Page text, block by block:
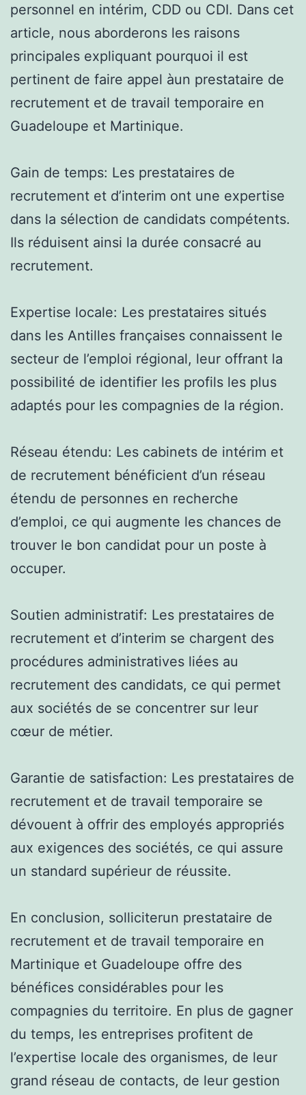
personnel en intérim, CDD ou CDI. Dans cet
article, nous aborderons les raisons
principales expliquant pourquoi il est
pertinent de faire appel àun prestataire de
recrutement et de travail temporaire en
Guadeloupe et Martinique.
Gain de temps: Les prestataires de
recrutement et d’interim ont une expertise
dans la sélection de candidats compétents.
Ils réduisent ainsi la durée consacré au
recrutement.
Expertise locale: Les prestataires situés
dans les Antilles françaises connaissent le
secteur de l’emploi régional, leur offrant la
possibilité de identifier les profils les plus
adaptés pour les compagnies de la région.
Réseau étendu: Les cabinets de intérim et
de recrutement bénéficient d’un réseau
étendu de personnes en recherche
d’emploi, ce qui augmente les chances de
trouver le bon candidat pour un poste à
occuper.
Soutien administratif: Les prestataires de
recrutement et d’interim se chargent des
procédures administratives liées au
recrutement des candidats, ce qui permet
aux sociétés de se concentrer sur leur
cœur de métier.
Garantie de satisfaction: Les prestataires de
recrutement et de travail temporaire se
dévouent à offrir des employés appropriés
aux exigences des sociétés, ce qui assure
un standard supérieur de réussite.
En conclusion, solliciterun prestataire de
recrutement et de travail temporaire en
Martinique et Guadeloupe offre des
bénéfices considérables pour les
compagnies du territoire. En plus de gagner
du temps, les entreprises profitent de
l’expertise locale des organismes, de leur
grand réseau de contacts, de leur gestion